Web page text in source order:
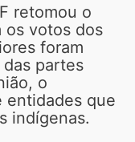
retomou o
os votos dos
foram
partes
o
entidades que
indígenas.